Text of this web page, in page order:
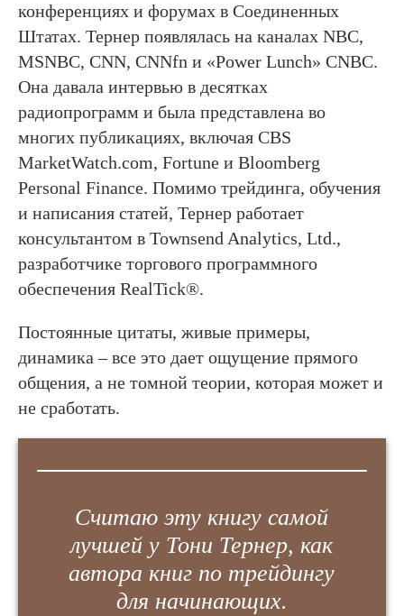
конференциях и форумах в Соединенных
Штатах. Тернер появлялась на каналах NBC,
MSNBC, CNN, CNNfn и «Power Lunch» CNBC.
Она давала интервью в десятках
радиопрограмм и была представлена во
многих публикациях, включая CBS
MarketWatch.com, Fortune и Bloomberg
Personal Finance. Помимо трейдинга, обучения
и написания статей, Тернер работает
консультантом в Townsend Analytics, Ltd.,
разработчике торгового программного
обеспечения RealTick®.
Постоянные цитаты, живые примеры,
динамика – все это дает ощущение прямого
общения, а не томной теории, которая может и
не сработать.
Считаю эту книгу самой
лучшей у Тони Тернер, как
автора книг по трейдингу
для начинающих.